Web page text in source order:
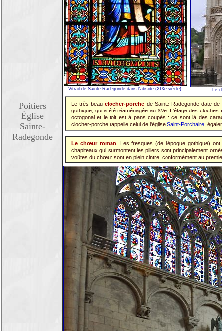
Poitiers
Église
Sainte-
Radegonde
Vitrail de Sainte-Radegonde dans l'abside (XIXe siècle). Le
Le très beauclocher-porche de Sainte-Radegonde date
gothique, qui a été réaménagée au XVe. L'étage des
octogonal et le toit est à pans coupés : ce sont là des
clocher-porche rappelle celui de l'église Saint-Porchaire ,
Le chœur roman . Les fresques (de l'époque gothique)
chapiteaux qui surmontent les piliers sont principalement
voûtes du chœur sont en plein cintre, conformément au